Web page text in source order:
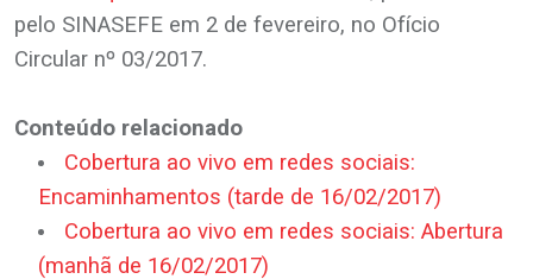
pelo SINASEFE em 2 de fevereiro, no Ofício
Circular nº 03/2017.
Conteúdo relacionado
Cobertura ao vivo em redes sociais:
Encaminhamentos (tarde de 16/02/2017)
Cobertura ao vivo em redes sociais: Abertura
(manhã de 16/02/2017)